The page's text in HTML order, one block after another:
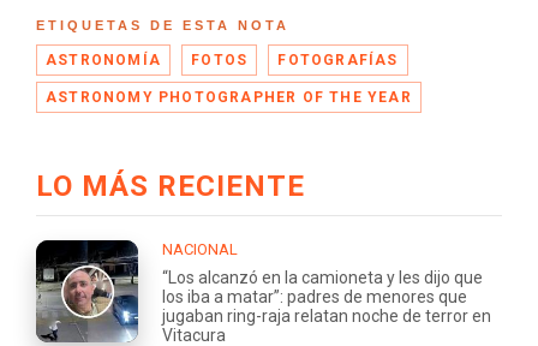
ETIQUETAS DE ESTA NOTA
ASTRONOMÍA FOTOS FOTOGRAFÍAS
ASTRONOMY PHOTOGRAPHER OF THE YEAR
LO MÁS RECIENTE
NACIONAL
“Los alcanzó en la camioneta y les dijo que
los iba a matar”: padres de menores que
jugaban ring-raja relatan noche de terror en
Vitacura